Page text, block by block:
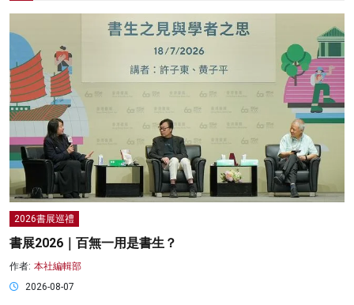
2026書展巡禮
書展2026｜百無一用是書生？
作者: 本社編輯部
2026-08-07